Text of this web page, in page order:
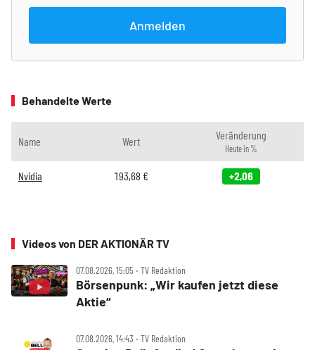
Anmelden
Behandelte Werte
Name Wert Veränderung
Heute in %
Nvidia 193,68 € +2,06
Videos von DER AKTIONÄR TV
07.08.2026, 15:05 ‧ TV Redaktion
Börsenpunk: „Wir kaufen jetzt diese
Aktie“
07.08.2026, 14:43 ‧ TV Redaktion